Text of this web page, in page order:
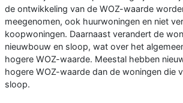
de ontwikkeling van de WOZ-waarde
meegenomen, ook huurwoningen en niet
koopwoningen. Daarnaast verandert de
nieuwbouw en sloop, wat over het
hogere WOZ-waarde. Meestal hebben
hogere WOZ-waarde dan de woningen die
sloop.